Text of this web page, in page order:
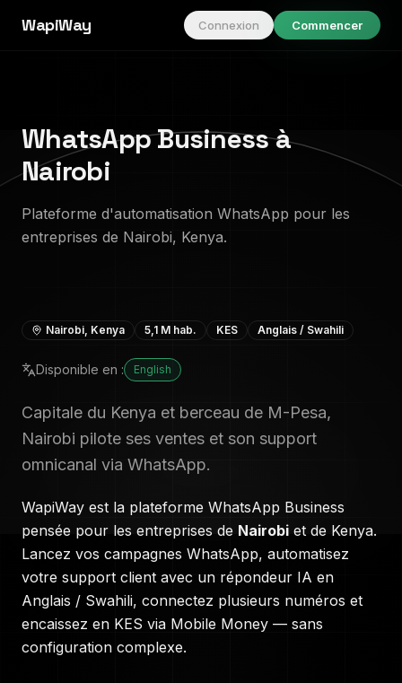
WapiWay Connexion Commencer
WhatsApp Business à
Nairobi
Plateforme d'automatisation WhatsApp pour les
entreprises de Nairobi, Kenya.
Nairobi, Kenya 5,1 M hab. KES Anglais / Swahili
Disponible en : English
Capitale du Kenya et berceau de M-Pesa,
Nairobi pilote ses ventes et son support
omnicanal via WhatsApp.
WapiWay est la plateforme WhatsApp Business
pensée pour les entreprises de Nairobi et de Kenya.
Lancez vos campagnes WhatsApp, automatisez
votre support client avec un répondeur IA en
Anglais / Swahili, connectez plusieurs numéros et
encaissez en KES via Mobile Money — sans
configuration complexe.